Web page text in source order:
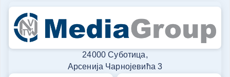
24000 Суботица,
Арсенија Чарнојевића 3